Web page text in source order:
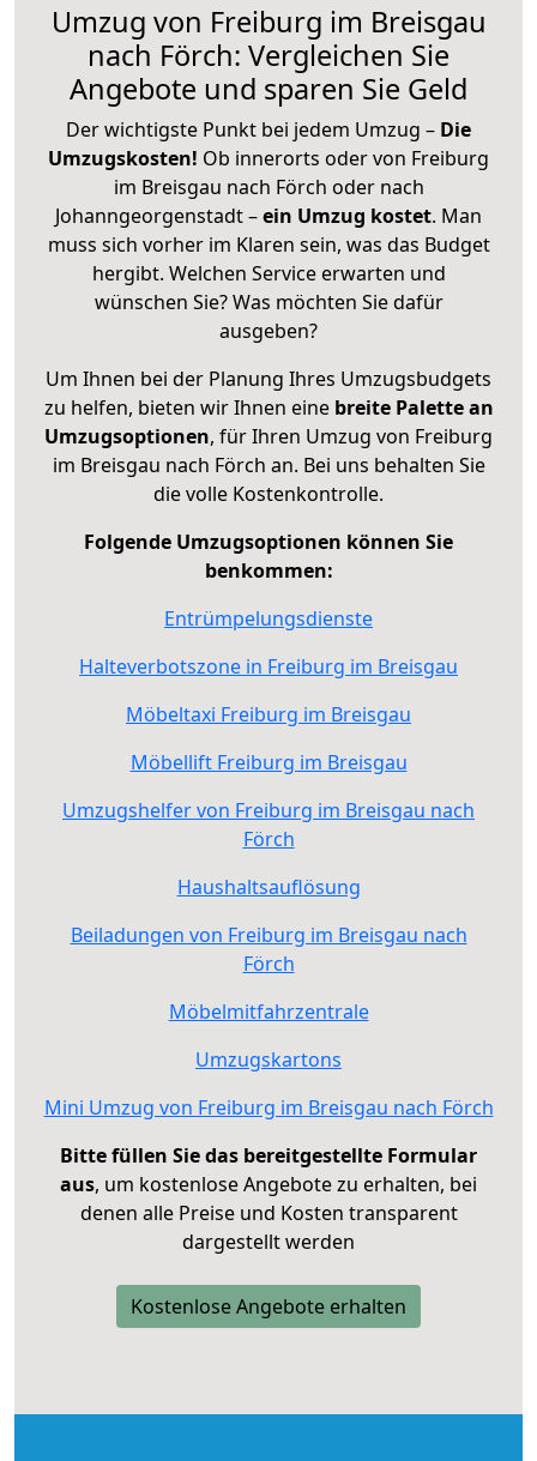
Umzug von Freiburg im Breisgau
nach Förch: Vergleichen Sie
Angebote und sparen Sie Geld
Der wichtigste Punkt bei jedem Umzug – Die
Umzugskosten! Ob innerorts oder von Freiburg
im Breisgau nach Förch oder nach
Johanngeorgenstadt –ein Umzug kostet. Man
muss sich vorher im Klaren sein, was das Budget
hergibt. Welchen Service erwarten und
wünschen Sie? Was möchten Sie dafür
ausgeben?
Um Ihnen bei der Planung Ihres Umzugsbudgets
zu helfen, bieten wir Ihnen eine breite Palette an
Umzugsoptionen, für Ihren Umzug von Freiburg
im Breisgau nach Förch an. Bei uns behalten Sie
die volle Kostenkontrolle.
Folgende Umzugsoptionen können Sie
benkommen:
Entrümpelungsdienste
Halteverbotszone in Freiburg im Breisgau
Möbeltaxi Freiburg im Breisgau
Möbellift Freiburg im Breisgau
Umzugshelfer von Freiburg im Breisgau nach
Förch
Haushaltsauflösung
Beiladungen von Freiburg im Breisgau nach
Förch
Möbelmitfahrzentrale
Umzugskartons
Mini Umzug von Freiburg im Breisgau nach Förch
Bitte füllen Sie das bereitgestellte Formular
aus, um kostenlose Angebote zu erhalten, bei
denen alle Preise und Kosten transparent
dargestellt werden
Kostenlose Angebote erhalten